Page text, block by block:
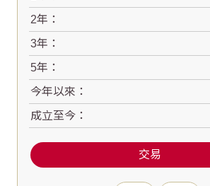
2年：
3年：
5年：
今年以來：
成立至今：
交易